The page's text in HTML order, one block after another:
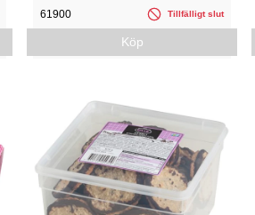
61900 Tillfälligt slut
Köp